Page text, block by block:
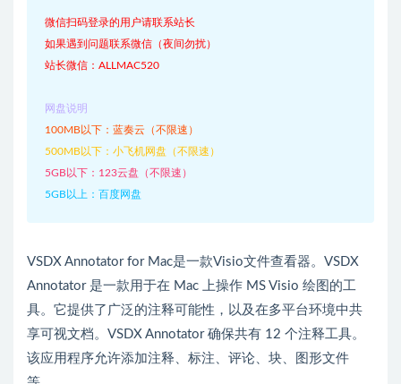
微信扫码登录的用户请联系站长
如果遇到问题联系微信（夜间勿扰）
站长微信：ALLMAC520
网盘说明
100MB以下：蓝奏云（不限速）
500MB以下：小飞机网盘（不限速）
5GB以下：123云盘（不限速）
5GB以上：百度网盘
VSDX Annotator for Mac是一款Visio文件查看器。VSDX
Annotator 是一款用于在 Mac 上操作 MS Visio 绘图的工
具。它提供了广泛的注释可能性，以及在多平台环境中共
享可视文档。VSDX Annotator 确保共有 12 个注释工具。
该应用程序允许添加注释、标注、评论、块、图形文件